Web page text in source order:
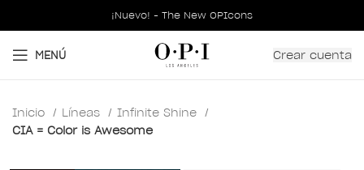
¡Nuevo! - The New OPIcons
MENÚ Crear cuenta
Inicio Líneas
Infinite Shine
CIA = Color is Awesome